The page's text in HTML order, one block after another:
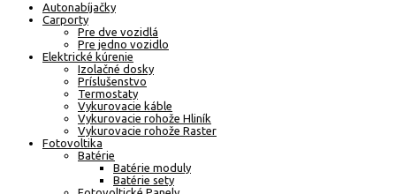
Autonabíjačky
Carporty
Pre dve vozidlá
Pre jedno vozidlo
Elektrické kúrenie
Izolačné dosky
Príslušenstvo
Termostaty
Vykurovacie káble
Vykurovacie rohože Hliník
Vykurovacie rohože Raster
Fotovoltika
Batérie
Batérie moduly
Batérie sety